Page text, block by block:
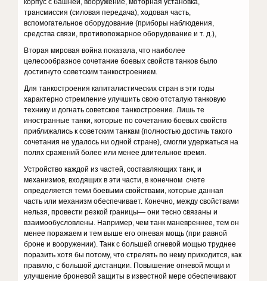
корпус с башней, вооружение, моторная установка,
трансмиссия (силовая передача), ходовая часть,
вспомогательное оборудование (приборы наблюдения,
средства связи, противопожарное оборудование и т. д.),
Вторая мировая война показала, что наиболее
целесообразное соче­тание боевых свойств танков было
достигнуто советским танкостроением.
Для танкостроения капиталистических стран в эти годы
характерно стремление улучшить свою отсталую танковую
технику и догнать совет­ское танкостроение. Лишь те
иностранные танки, которые по сочета­нию боевых свойств
приближались к советским танкам (полностью до­стичь такого
сочетания не удалось ни одной стране), смогли удержаться на
полях сражений более или менее длительное время.
Устройство каждой из частей, составляющих танк, и
механизмов, входящих в эти части, в конечном счете
определяется теми боевыми свойствами, которые данная
часть или механизм обеспечивает. Ко­нечно, между свойствами
нельзя, провести резкой границы— они тесно связаны и
взаимообусловлены. Например, чем танк маневреннее, тем он
менее поражаем и тем выше его огневая мощь (при равной
броне и вооружении). Танк с большей огневой мощью труднее
поразить хотя бы потому, что стрелять по нему приходится, как
правило, с большой дистанции. Повышение огневой мощи и
улучшение броневой защиты в известной мере обеспечивают